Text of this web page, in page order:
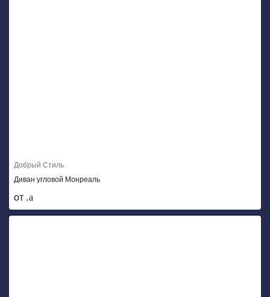
Добрый Стиль
Диван угловой Монреаль
от .